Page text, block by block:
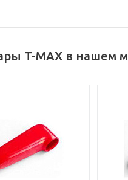
T-MAX в нашем